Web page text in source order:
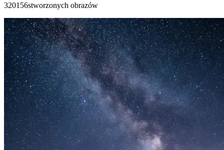
3201 56stworzonych obrazów